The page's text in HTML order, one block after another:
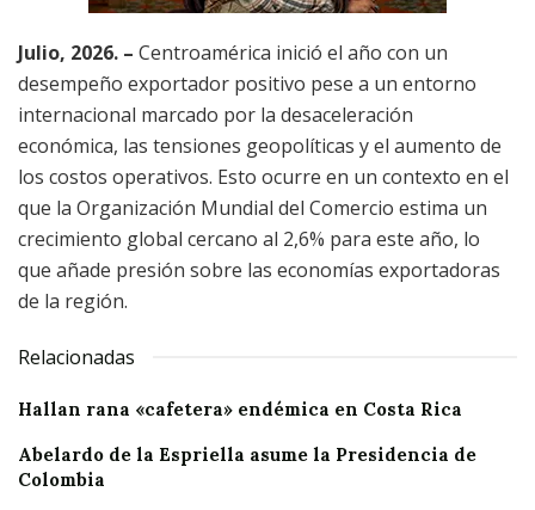
Julio, 2026. – Centroamérica inició el año con un
desempeño exportador positivo pese a un entorno
internacional marcado por la desaceleración
económica, las tensiones geopolíticas y el aumento de
los costos operativos. Esto ocurre en un contexto en el
que la Organización Mundial del Comercio estima un
crecimiento global cercano al 2,6% para este año, lo
que añade presión sobre las economías exportadoras
de la región.
Relacionadas
Hallan rana «cafetera» endémica en Costa Rica
Abelardo de la Espriella asume la Presidencia de
Colombia